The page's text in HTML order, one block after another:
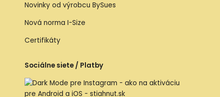
Novinky od výrobcu BySues
Nová norma I-Size
Certifikáty
Sociálne siete / Platby